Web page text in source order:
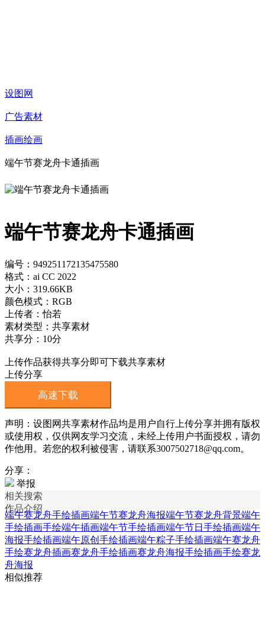
设图网
广告素材
插画绘画
端午节赛龙舟卡通插画
端午节赛龙舟卡通插画
编号：949251172135475580
格式：ai CC 2022
大小：319.66KB
颜色模式：RGB
上传者：怡若
素材类型：共享素材
共享分：10分
上传作品获得共享分即可下载共享素材
上传分享
高速下载
声明：设图网共享素材作品均是用户自行上传分享并拥有版权
或使用权，仅供网友学习交流，未经上传用户书面授权，请勿
作他用。若您的权利被侵害，请联系3007502718@qq.com。
分享：
举报
相关搜索
作品介绍
端午赛龙舟手绘插画端午节赛龙舟海报端午节赛龙舟背景端午
手绘插画手绘端午插画端午节手绘插画端午节日手绘插画端午
海报手绘插画端午原创手绘插画端午粽子手绘插画端午赛龙舟
手绘赛龙舟插画赛龙舟手绘插画赛龙舟海报手绘插画手绘赛龙
舟海报
相似推荐